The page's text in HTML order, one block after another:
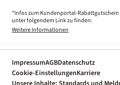
*Infos zum Kundenportal-Rabattgutschein
unter folgendem Link zu finden:
Weitere Informationen
ImpressumAGBDatenschutz
Cookie-EinstellungenKarriere